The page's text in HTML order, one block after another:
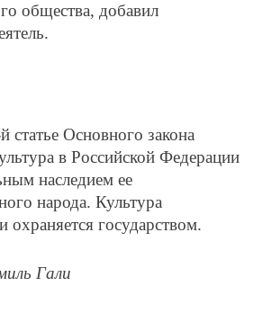
общества, добавил
статье Основного закона
в Российской Федерации
наследием ее
народа. Культура
охраняется государством.
Гали